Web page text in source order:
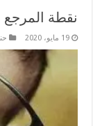
نقطة
19 مايو، 2020